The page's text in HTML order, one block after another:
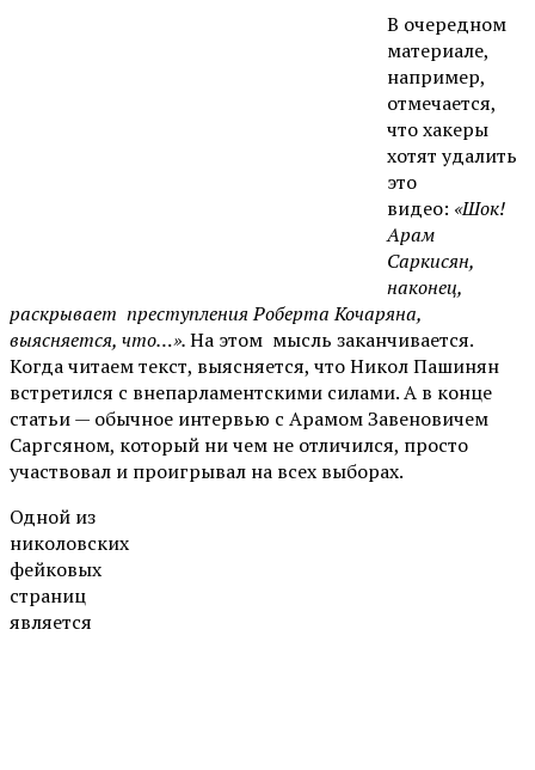
В очередном
материале,
например,
отмечается,
что хакеры
хотят удалить
это
видео: «Шок!
Арам
Саркисян,
наконец,
раскрывает преступления Роберта Кочаряна,
выясняется, что…».На этом мысль заканчивается.
Когда читаем текст, выясняется, что Никол Пашинян
встретился с внепарламентскими силами. А в конце
статьи — обычное интервью с Арамом Завеновичем
Саргсяном, который ни чем не отличился, просто
участвовал и проигрывал на всех выборах.
Одной из
николовских
фейковых
страниц
является